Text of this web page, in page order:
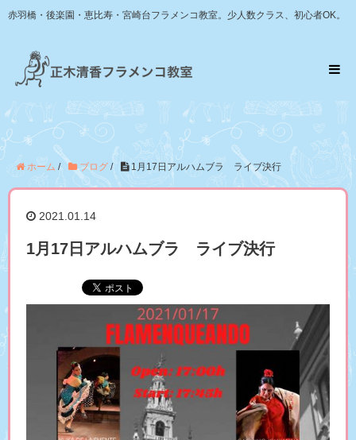
赤羽橋・後楽園・恵比寿・宮崎台フラメンコ教室。少人数クラス、初心者OK。
ホーム / ブログ / 1月17日アルハムブラ ライブ決行
2021.01.14
1月17日アルハムブラ ライブ決行